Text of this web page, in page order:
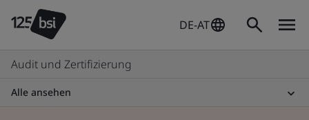
DE-AT
Audit und Zertifizierung
Alle ansehen